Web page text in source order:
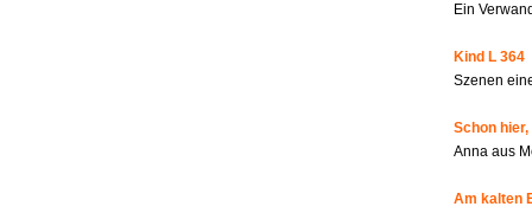
Ein
Kind L 364
Szenen
Schon
Anna aus
Am kalten